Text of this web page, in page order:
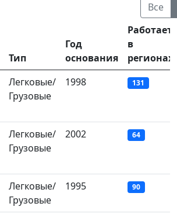
Все
Тип
Год
основания
Работает
в
регионах
Легковые/
Грузовые
1998 131
Легковые/
Грузовые
2002 64
Легковые/
Грузовые
1995 90